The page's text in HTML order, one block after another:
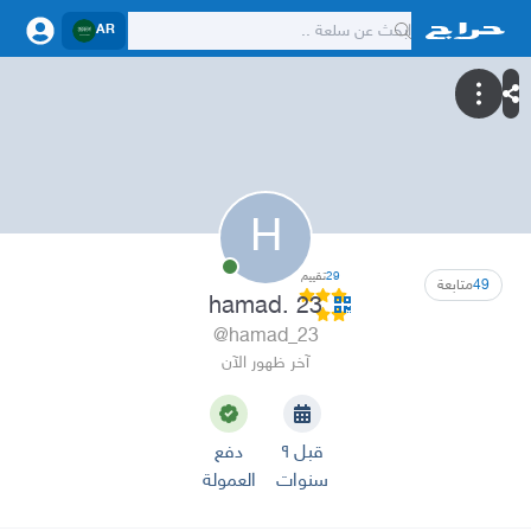
AR
H
49متابعة 29تقييم
hamad. 23
@hamad_23
آخر ظهور الآن
قبل ٩
سنوات
دفع
العمولة